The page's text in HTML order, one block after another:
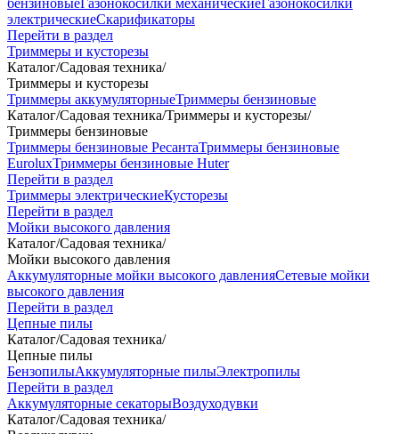
бензиновыеГазонокосилки механическиеГазонокосилки
электрическиеСкарификаторы
Перейти в раздел
Триммеры и кусторезы
Каталог/Садовая техника/
Триммеры и кусторезы
Триммеры аккумуляторныеТриммеры бензиновые
Каталог/Садовая техника/Триммеры и кусторезы/
Триммеры бензиновые
Триммеры бензиновые РесантаТриммеры бензиновые
EuroluxТриммеры бензиновые Huter
Перейти в раздел
Триммеры электрическиеКусторезы
Перейти в раздел
Мойки высокого давления
Каталог/Садовая техника/
Мойки высокого давления
Аккумуляторные мойки высокого давленияСетевые мойки
высокого давления
Перейти в раздел
Цепные пилы
Каталог/Садовая техника/
Цепные пилы
БензопилыАккумуляторные пилыЭлектропилы
Перейти в раздел
Аккумуляторные секаторыВоздуходувки
Каталог/Садовая техника/